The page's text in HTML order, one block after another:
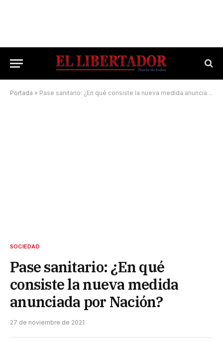
Portada » Pase sanitario: ¿En qué consiste la nueva medida anunciada por Nación?
SOCIEDAD
Pase sanitario: ¿En qué
consiste la nueva medida
anunciada por Nación?
27 de noviembre de 2021